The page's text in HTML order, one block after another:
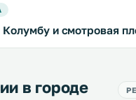
и смотровая
в городе